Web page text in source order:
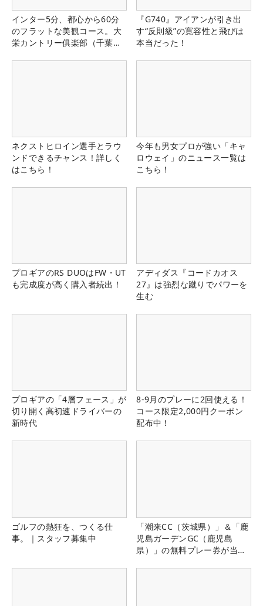
インター5分、都心から60分
のフラットな美観コース。大
栄カントリー俱楽部（千葉
『G740』アイアンが引き出
す“反則級”の寛容性と飛びは
本当だった！
ネクストヒロイン選手とラウ
ンドできるチャンス！詳しく
はこちら！
今年も男女プロが強い「キャ
ロウェイ」のニュース一覧は
こちら！
プロギアのRS DUOはFW・UT
も完成度が高く購入者続出！
アディダス『コードカオス
27』は強烈な蹴りでパワーを
生む
プロギアの「4層フェース」が
切り開く高初速ドライバーの
新時代
8-9月のプレーに2回使える！
コース限定2,000円クーポン
配布中！
ゴルフの熱狂を、つくる仕
事。｜スタッフ募集中
「潮来CC（茨城県）」＆「鹿
児島ガーデンGC（鹿児島
県）」の無料プレー券が当た